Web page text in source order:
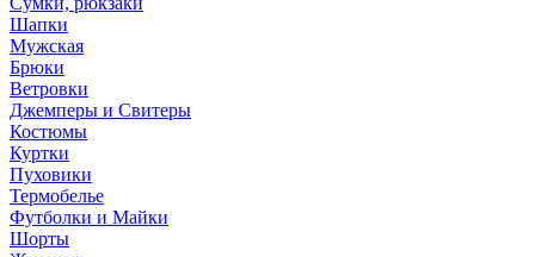
Шапки
Мужская
Брюки
Ветровки
Джемперы и Свитеры
Костюмы
Куртки
Пуховики
Термобелье
Футболки и Майки
Шорты